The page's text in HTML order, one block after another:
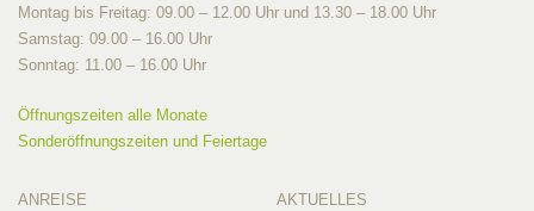
Montag bis Freitag: 09.00 – 12.00 Uhr und 13.30 – 18.00 Uhr
Samstag: 09.00 – 16.00 Uhr
Sonntag: 11.00 – 16.00 Uhr
Öffnungszeiten alle Monate
Sonderöffnungszeiten und Feiertage
ANREISE
AKTUELLES